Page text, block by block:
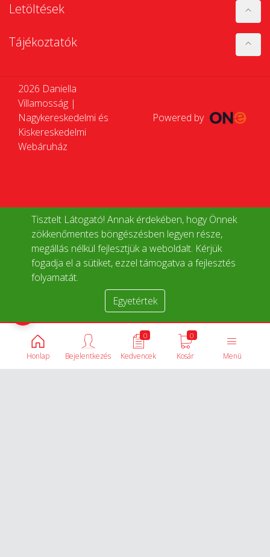
Tisztelt Látogató! Annak érdekében, hogy Önnek
zökkenőmentes böngészésben legyen része,
megállás nélkül fejlesztjük a weboldalt. Kérjük
fogadja el a sütiket, ezzel támogatva a fejlesztés
folyamatát.
Egyetértek
Letöltések
Tájékoztatók
2026 Daniella
Villamosság |
Nagykereskedelmi és
Kiskereskedelmi
Webáruház
Powered by
Honlap Menü
0
Kosár
0
Kedvencek
Bejelentkezés
Termékek összehasonlítása